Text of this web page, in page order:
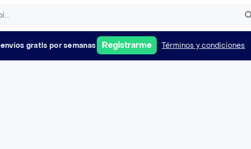
envíos gratis por semanas Registrarme Términos y condiciones